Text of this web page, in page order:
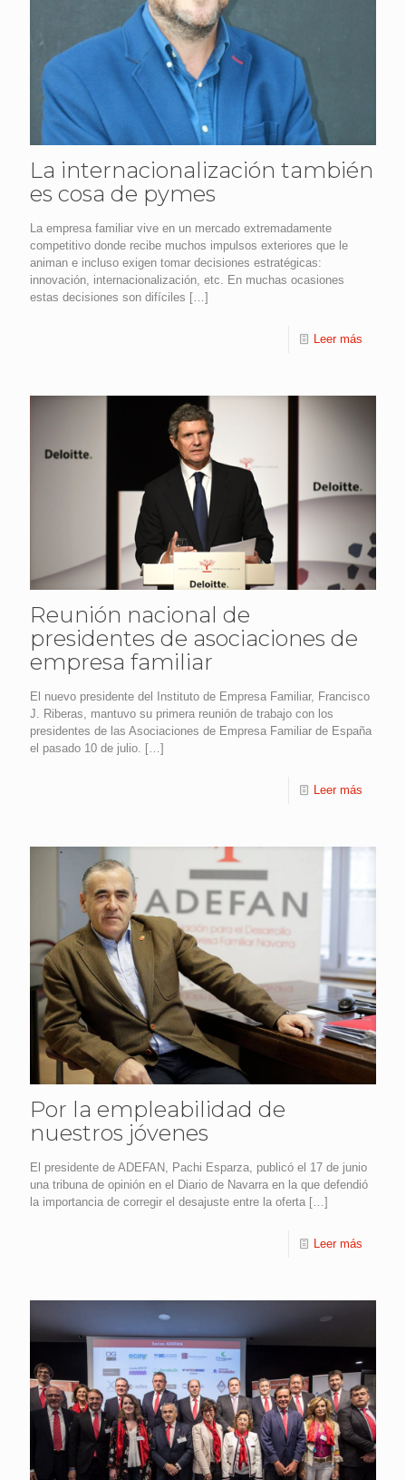
La internacionalización también
es cosa de pymes
La empresa familiar vive en un mercado extremadamente
competitivo donde recibe muchos impulsos exteriores que le
animan e incluso exigen tomar decisiones estratégicas:
innovación, internacionalización, etc. En muchas ocasiones
estas decisiones son difíciles […]
Leer más
Reunión nacional de
presidentes de asociaciones de
empresa familiar
El nuevo presidente del Instituto de Empresa Familiar, Francisco
J. Riberas, mantuvo su primera reunión de trabajo con los
presidentes de las Asociaciones de Empresa Familiar de España
el pasado 10 de julio. […]
Leer más
Por la empleabilidad de
nuestros jóvenes
El presidente de ADEFAN, Pachi Esparza, publicó el 17 de junio
una tribuna de opinión en el Diario de Navarra en la que defendió
la importancia de corregir el desajuste entre la oferta […]
Leer más